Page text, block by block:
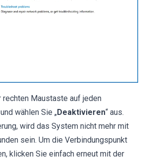
rechten Maustaste auf jeden
wählen Sie „Deaktivieren“ aus.
wird das System nicht mehr mit
sein. Um die Verbindungspunkt
klicken Sie einfach erneut mit der